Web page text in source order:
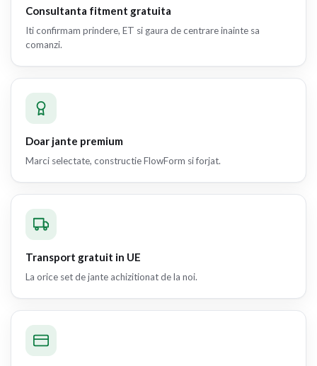
Consultanta fitment gratuita
Iti confirmam prindere, ET si gaura de centrare inainte sa
comanzi.
Doar jante premium
Marci selectate, constructie FlowForm si forjat.
Transport gratuit in UE
La orice set de jante achizitionat de la noi.